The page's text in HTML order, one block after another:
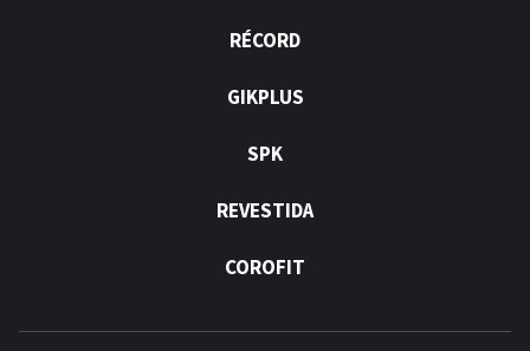
RÉCORD
GIKPLUS
SPK
REVESTIDA
COROFIT